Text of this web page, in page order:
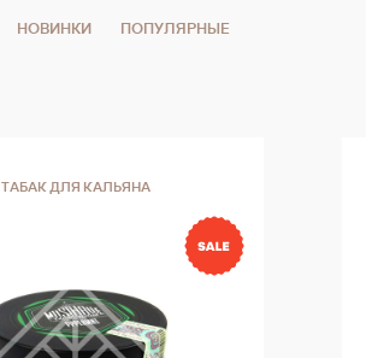
НОВИНКИ ПОПУЛЯРНЫЕ
ТАБАК ДЛЯ КАЛЬЯНА